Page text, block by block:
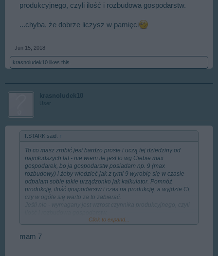
produkcyjnego, czyli ilość i rozbudowa gospodarstw.
...chyba, że dobrze liczysz w pamięci
Jun 15, 2018
krasnoludek10 likes this.
krasnoludek10
User
T.STARK said:
To co masz zrobić jest bardzo proste i uczą tej dziedziny od
najmłodszych lat - nie wiem ile jest to wg Ciebie max
gospodarek, bo ja gospodarstw posiadam np. 9 (max
rozbudowy) i żeby wiedzieć jak z tymi 9 wyrobię się w czasie
odpalam sobie takie urządzonko jak kalkulator. Pomnóż
produkcję, ilość gospodarstw i czas na produkcję, a wyjdzie Ci,
czy w ogóle się warto za to zabierać.
Jeśli nie - wymagany jest wzrost czynnika produkcyjnego, czyli
Click to expand...
mam 7